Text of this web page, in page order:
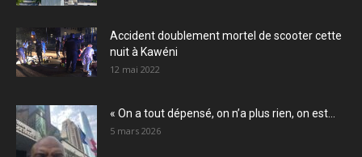
Accident doublement mortel de scooter cette
nuit à Kawéni
12 mai 2022
« On a tout dépensé, on n’a plus rien, on est...
5 mars 2026